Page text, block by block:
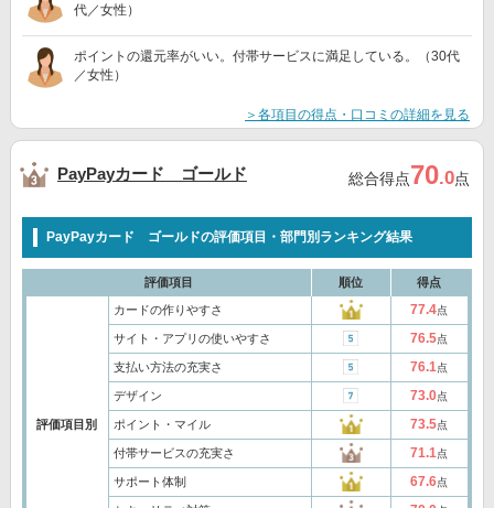
代／女性）
ポイントの還元率がいい。付帯サービスに満足している。（30代
／女性）
＞各項目の得点・口コミの詳細を見る
PayPayカード ゴールド 総合得点70.0点
PayPayカード ゴールドの評価項目・部門別ランキング結果
評価項目 順位 得点
評価項目別
カードの作りやすさ 77.4点
サイト・アプリの使いやすさ 76.5点
支払い方法の充実さ 76.1点
デザイン 73.0点
ポイント・マイル 73.5点
付帯サービスの充実さ 71.1点
サポート体制 67.6点